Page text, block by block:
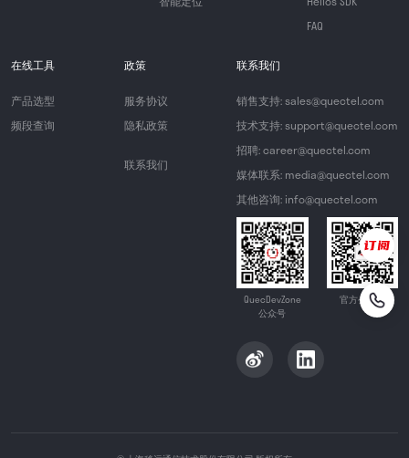
FAQ
在线工具
产品选型
频段查询
政策
服务协议
隐私政策
联系我们
联系我们
销售支持: sales@quectel.com
技术支持: support@quectel.com
招聘: career@quectel.com
媒体联系: media@quectel.com
其他咨询: info@quectel.com
QuecDevZone
公众号
官方公众号